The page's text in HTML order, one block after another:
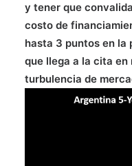
y tener que
costo de
hasta 3 puntos en la
que llega a la cita
turbulencia de